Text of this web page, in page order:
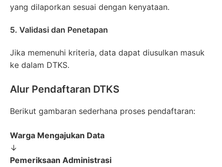
yang dilaporkan sesuai dengan kenyataan.
5. Validasi dan Penetapan
Jika memenuhi kriteria, data dapat diusulkan masuk
ke dalam DTKS.
Alur Pendaftaran DTKS
Berikut gambaran sederhana proses pendaftaran:
Warga Mengajukan Data
↓
Pemeriksaan Administrasi